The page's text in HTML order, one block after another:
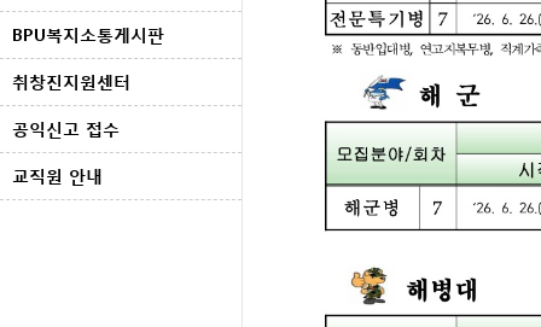
BPU복지소통게시판
취창진지원센터
공익신고 접수
교직원 안내